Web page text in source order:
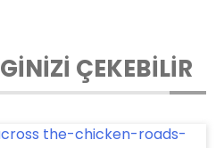
ÇEKEBİLİR